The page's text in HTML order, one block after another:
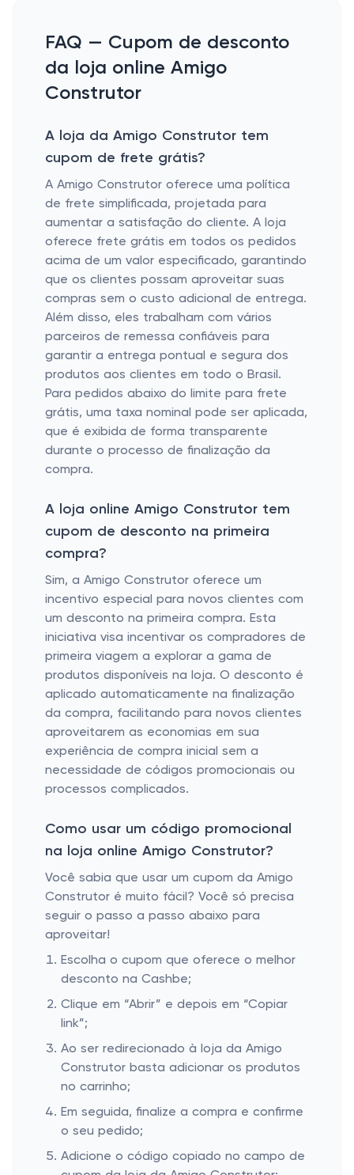
FAQ — Cupom de desconto
da loja online Amigo
Construtor
A loja da Amigo Construtor tem
cupom de frete grátis?
A Amigo Construtor oferece uma política
de frete simplificada, projetada para
aumentar a satisfação do cliente. A loja
oferece frete grátis em todos os pedidos
acima de um valor especificado, garantindo
que os clientes possam aproveitar suas
compras sem o custo adicional de entrega.
Além disso, eles trabalham com vários
parceiros de remessa confiáveis ​​para
garantir a entrega pontual e segura dos
produtos aos clientes em todo o Brasil.
Para pedidos abaixo do limite para frete
grátis, uma taxa nominal pode ser aplicada,
que é exibida de forma transparente
durante o processo de finalização da
compra.
A loja online Amigo Construtor tem
cupom de desconto na primeira
compra?
Sim, a Amigo Construtor oferece um
incentivo especial para novos clientes com
um desconto na primeira compra. Esta
iniciativa visa incentivar os compradores de
primeira viagem a explorar a gama de
produtos disponíveis na loja. O desconto é
aplicado automaticamente na finalização
da compra, facilitando para novos clientes
aproveitarem as economias em sua
experiência de compra inicial sem a
necessidade de códigos promocionais ou
processos complicados.
Como usar um código promocional
na loja online Amigo Construtor?
Você sabia que usar um cupom da Amigo
Construtor é muito fácil? Você só precisa
seguir o passo a passo abaixo para
aproveitar!
Escolha o cupom que oferece o melhor
desconto na Cashbe;
Clique em “Abrir” e depois em “Copiar
link”;
Ao ser redirecionado à loja da Amigo
Construtor basta adicionar os produtos
no carrinho;
Em seguida, finalize a compra e confirme
o seu pedido;
Adicione o código copiado no campo de